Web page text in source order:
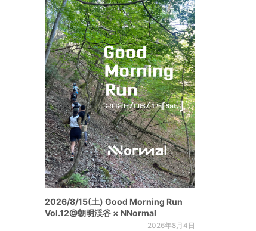
2026/8/15(土) Good Morning Run
Vol.12@朝明渓谷 × NNormal
2026年8月4日